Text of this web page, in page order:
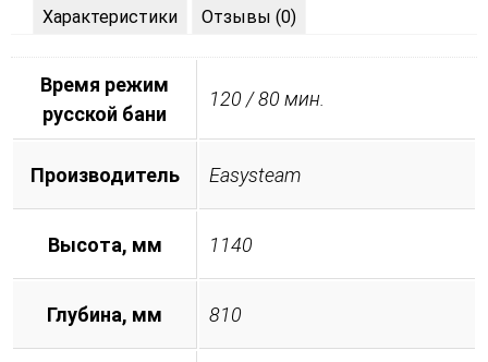
Характеристики Отзывы (0)
Время режим
русской бани
120 / 80 мин.
Производитель Easysteam
Высота, мм 1140
Глубина, мм 810